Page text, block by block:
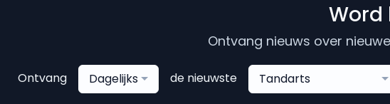
Word
Ontvang nieuws over
Ontvang Dagelijks de nieuwste Tandarts